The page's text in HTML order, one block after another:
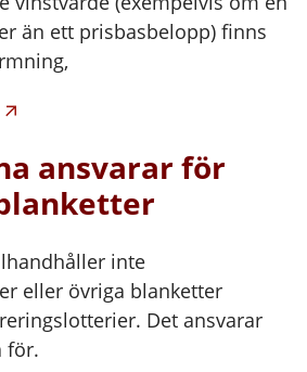
än ett prisbasbelopp) finns
ansvarar för
inte
eller övriga blanketter
Det ansvarar
för.